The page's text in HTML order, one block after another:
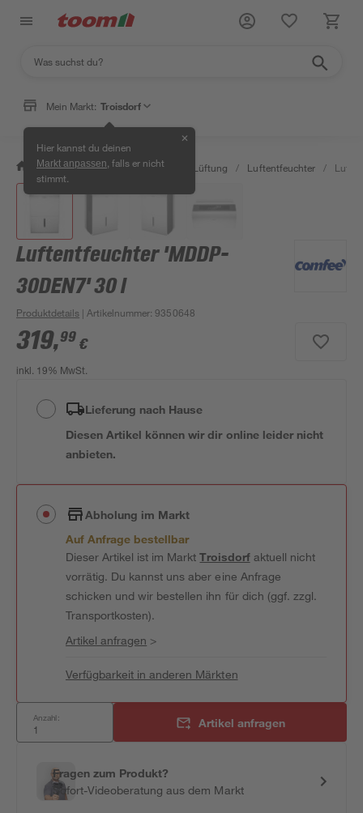
Mein Markt: Troisdorf
Hier kannst du deinen
Markt anpassen , falls er nicht
stimmt.
✕
/ Bauen & Renovieren / Klima & Lüftung / Luftentfeuchter /
Luftentfeuchter 'MDDP-
30DEN7' 30 l
Produktdetails | Artikelnummer:9350648
319,99 €
inkl. 19% MwSt.
Lieferung nach Hause
Diesen Artikel können wir dir online leider nicht
anbieten.
Abholung im Markt
Auf Anfrage bestellbar
Dieser Artikel ist im MarktTroisdorfaktuell nicht
vorrätig. Du kannst uns aber eine Anfrage
schicken und wir bestellen ihn für dich (ggf. zzgl.
Transportkosten).
Artikel anfragen >
Verfügbarkeit in anderen Märkten
Anzahl: Artikel anfragen
Fragen zum Produkt?
Sofort-Videoberatung aus dem Markt